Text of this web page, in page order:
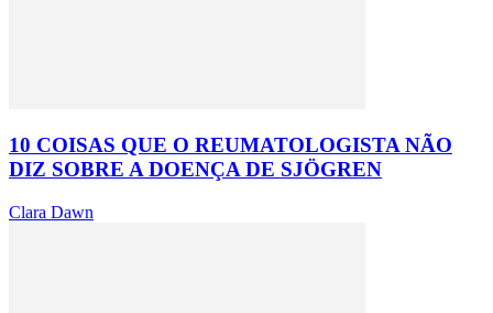
10 COISAS QUE O REUMATOLOGISTA NÃO
DIZ SOBRE A DOENÇA DE SJÖGREN
Clara Dawn